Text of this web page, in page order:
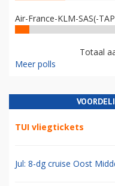
Air-France-KLM-SAS(-
Totaal
Meer polls
TUI vliegtickets
Jul: 8-dg cruise Oost